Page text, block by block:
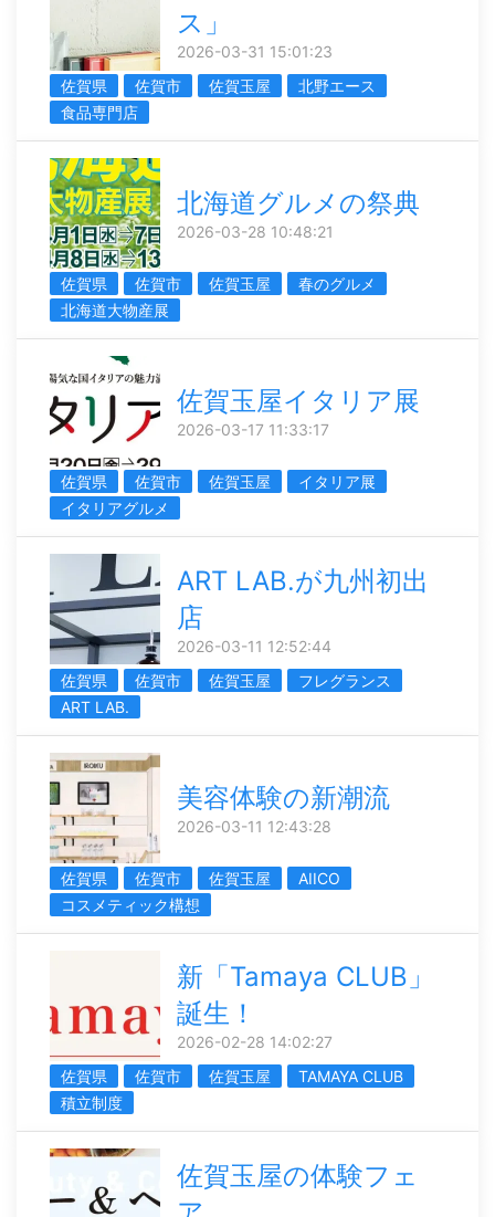
ス」
2026-03-31 15:01:23
佐賀県
佐賀市 佐賀玉屋
北野エース
食品専門店
北海道グルメの祭典
2026-03-28 10:48:21
佐賀県 佐賀市 佐賀玉屋
春のグルメ
北海道大物産展
佐賀玉屋イタリア展
2026-03-17 11:33:17
佐賀県 佐賀市 佐賀玉屋
イタリア展
イタリアグルメ
ART LAB.が九州初出
店
2026-03-11 12:52:44
佐賀県
佐賀市 佐賀玉屋
フレグランス
ART LAB.
美容体験の新潮流
2026-03-11 12:43:28
佐賀県 佐賀市 佐賀玉屋
AIICO
コスメティック構想
新「Tamaya CLUB」
誕生！
2026-02-28 14:02:27
佐賀県
佐賀市 佐賀玉屋
TAMAYA CLUB
積立制度
佐賀玉屋の体験フェ